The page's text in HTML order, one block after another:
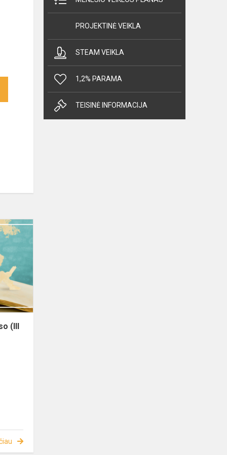
(III
PROJEKTINĖ VEIKLA
STEAM VEIKLA
1,2% PARAMA
TEISINĖ INFORMACIJA